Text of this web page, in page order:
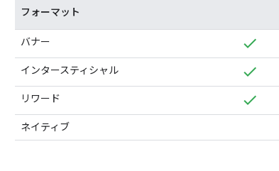
フォーマット
バナー
インタースティシャル
リワード
ネイティブ